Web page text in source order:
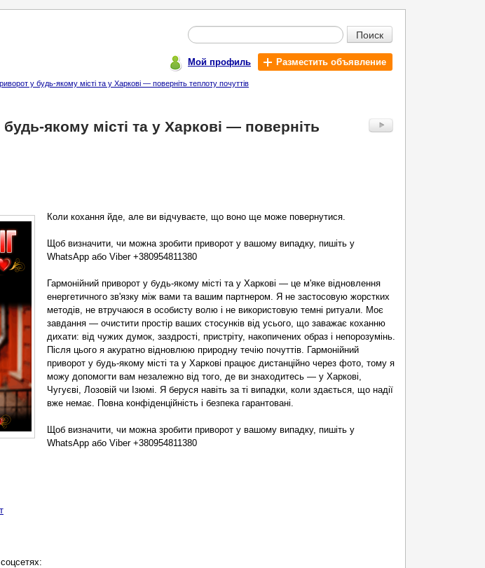
Поиск
Мой профиль Разместить объявление
у будь-якому місті та у Харкові — поверніть теплоту почуттів
якому місті та у Харкові — поверніть
Коли кохання йде, але ви відчуваєте, що воно ще може повернутися.
Щоб визначити, чи можна зробити приворот у вашому випадку, пишіть у
WhatsApp або Viber +380954811380
Гармонійний приворот у будь-якому місті та у Харкові — це м'яке відновлення
енергетичного зв'язку між вами та вашим партнером. Я не застосовую жорстких
методів, не втручаюся в особисту волю і не використовую темні ритуали. Моє
завдання — очистити простір ваших стосунків від усього, що заважає коханню
дихати: від чужих думок, заздрості, пристріту, накопичених образ і непорозумінь.
Після цього я акуратно відновлюю природну течію почуттів. Гармонійний
приворот у будь-якому місті та у Харкові працює дистанційно через фото, тому я
можу допомогти вам незалежно від того, де ви знаходитесь — у Харкові,
Чугуєві, Лозовій чи Ізюмі. Я беруся навіть за ті випадки, коли здається, що надії
вже немає. Повна конфіденційність і безпека гарантовані.
Щоб визначити, чи можна зробити приворот у вашому випадку, пишіть у
WhatsApp або Viber +380954811380